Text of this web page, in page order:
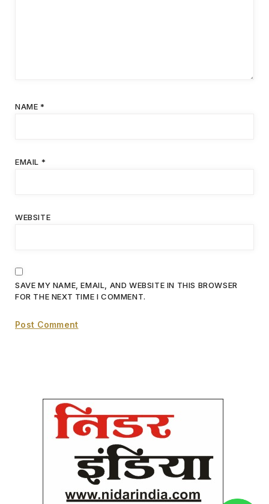
NAME *
EMAIL *
WEBSITE
SAVE MY NAME, EMAIL, AND WEBSITE IN THIS BROWSER
FOR THE NEXT TIME I COMMENT.